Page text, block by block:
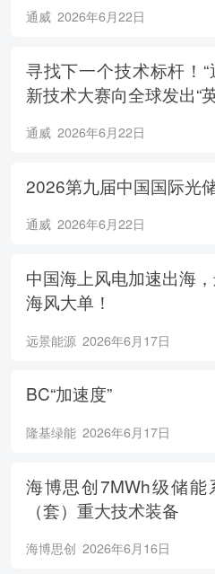
通威 2026年6月22日
寻找下一个技术标杆！
新技术大赛向全球发出“
通威 2026年6月22日
2026第九届中国国际光
通威 2026年6月22日
中国海上风电加速出海
海风大单！
远景能源 2026年6月17日
BC“加速度”
隆基绿能 2026年6月17日
海博思创7MWh级储
（套）重大技术装备
海博思创 2026年6月16日